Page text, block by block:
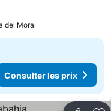
les prix
del Moral
Consulter les prix